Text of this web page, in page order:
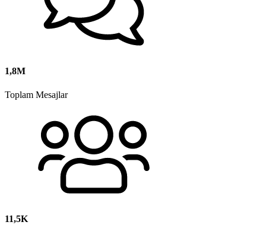
1,8M
Toplam Mesajlar
11,5K